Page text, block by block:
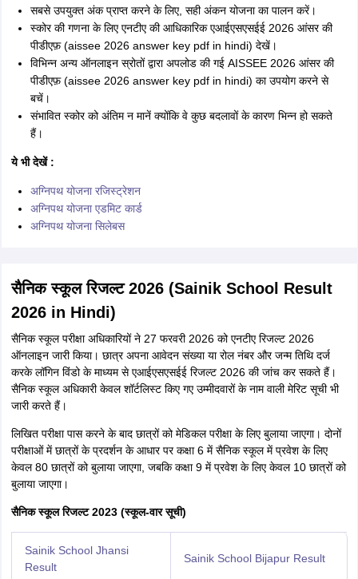
सबसे उपयुक्त अंक प्राप्त करने के लिए, सही अंकन योजना का पालन करें।
स्कोर की गणना के लिए एनटीए की आधिकारिक एआईएसएसईई 2026 आंसर की
पीडीएफ़ (aissee 2026 answer key pdf in hindi) देखें।
विभिन्न अन्य ऑनलाइन स्रोतों द्वारा अपलोड की गई AISSEE 2026 आंसर की
पीडीएफ़ (aissee 2026 answer key pdf in hindi) का उपयोग करने से
बचें।
संभावित स्कोर को अंतिम न मानें क्योंकि वे कुछ बदलावों के कारण भिन्न हो सकते
हैं।
ये भी देखें :
अग्निपथ योजना रजिस्ट्रेशन
अग्निपथ योजना एडमिट कार्ड
अग्निपथ योजना सिलेबस
सैनिक स्कूल रिजल्ट 2026 (Sainik School Result
2026 in Hindi)
सैनिक स्कूल परीक्षा अधिकारियों ने 27 फरवरी 2026 को एनटीए रिजल्ट 2026
ऑनलाइन जारी किया। छात्र अपना आवेदन संख्या या रोल नंबर और जन्म तिथि दर्ज
करके लॉगिन विंडो के माध्यम से एआईएसएसईई रिजल्ट 2026 की जांच कर सकते हैं।
सैनिक स्कूल अधिकारी केवल शॉर्टलिस्ट किए गए उम्मीदवारों के नाम वाली मेरिट सूची भी
जारी करते हैं।
लिखित परीक्षा पास करने के बाद छात्रों को मेडिकल परीक्षा के लिए बुलाया जाएगा। दोनों
परीक्षाओं में छात्रों के प्रदर्शन के आधार पर कक्षा 6 में सैनिक स्कूल में प्रवेश के लिए
केवल 80 छात्रों को बुलाया जाएगा, जबकि कक्षा 9 में प्रवेश के लिए केवल 10 छात्रों को
बुलाया जाएगा।
सैनिक स्कूल रिजल्ट 2023 (स्कूल-वार सूची)
Sainik School Jhansi
Result
Sainik School Bijapur Result